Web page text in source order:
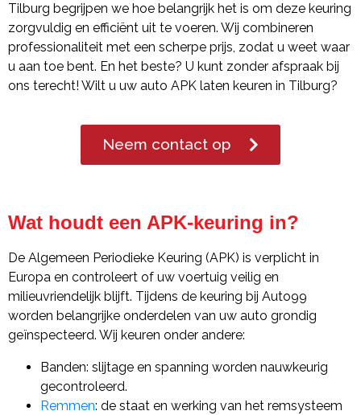
Tilburg begrijpen we hoe belangrijk het is om deze keuring
zorgvuldig en efficiënt uit te voeren. Wij combineren
professionaliteit met een scherpe prijs, zodat u weet waar
u aan toe bent. En het beste? U kunt zonder afspraak bij
ons terecht! Wilt u uw auto APK laten keuren in Tilburg?
Neem contact op
Wat houdt een APK-keuring in?
De Algemeen Periodieke Keuring (APK) is verplicht in
Europa en controleert of uw voertuig veilig en
milieuvriendelijk blijft. Tijdens de keuring bij Auto99
worden belangrijke onderdelen van uw auto grondig
geïnspecteerd. Wij keuren onder andere:
Banden: slijtage en spanning worden nauwkeurig
gecontroleerd.
Remmen: de staat en werking van het remsysteem